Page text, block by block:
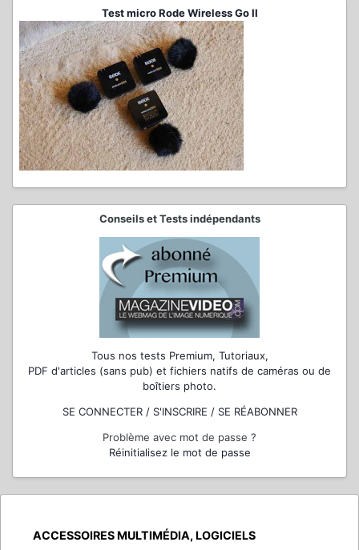
Test micro Rode Wireless Go II
Conseils et Tests indépendants
Tous nos tests Premium, Tutoriaux,
PDF d'articles (sans pub) et fichiers natifs de caméras ou de
boîtiers photo.
SE CONNECTER / S'INSCRIRE / SE RÉABONNER
Problème avec mot de passe ?
Réinitialisez le mot de passe
ACCESSOIRES MULTIMÉDIA, LOGICIELS